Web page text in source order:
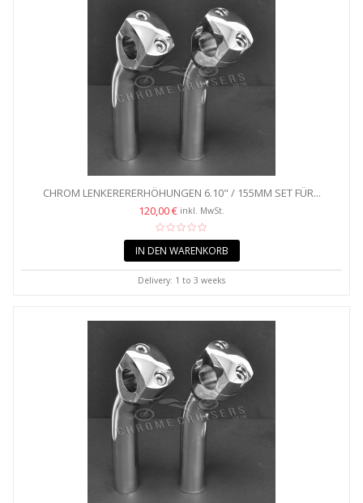
CHROM LENKERERERHÖHUNGEN 6.10" / 155MM SET FÜR...
120,00 € inkl. MwSt.
IN DEN WARENKORB
Delivery: 1 to 3 weeks